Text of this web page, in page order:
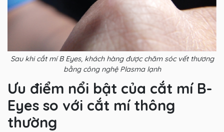
Sau khi cắt mí B Eyes, khách hàng được chăm sóc vết thương
bằng công nghệ Plasma lạnh
Ưu điểm nổi bật của cắt mí B-
Eyes so với cắt mí thông
thường